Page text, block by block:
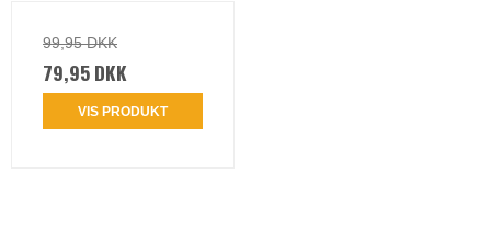
99,95 DKK
79,95 DKK
VIS PRODUKT